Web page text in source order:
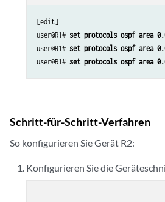
[edit]
user@R1# set protocols ospf area
user@R1# set protocols ospf area
user@R1# set protocols ospf area
Schritt-für-Schritt-Verfahren
So konfigurieren Sie Gerät R2:
Konfigurieren Sie die